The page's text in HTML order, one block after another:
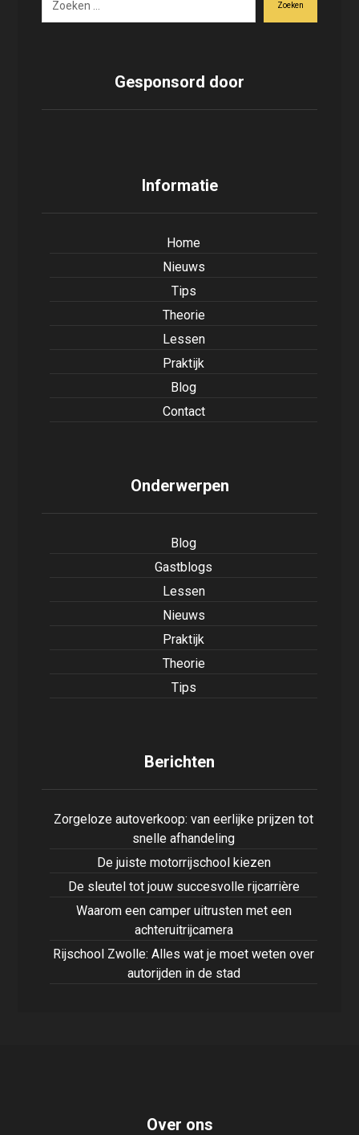
Zoeken
Gesponsord door
Informatie
Home
Nieuws
Tips
Theorie
Lessen
Praktijk
Blog
Contact
Onderwerpen
Blog
Gastblogs
Lessen
Nieuws
Praktijk
Theorie
Tips
Berichten
Zorgeloze autoverkoop: van eerlijke prijzen tot
snelle afhandeling
De juiste motorrijschool kiezen
De sleutel tot jouw succesvolle rijcarrière
Waarom een camper uitrusten met een
achteruitrijcamera
Rijschool Zwolle: Alles wat je moet weten over
autorijden in de stad
Over ons